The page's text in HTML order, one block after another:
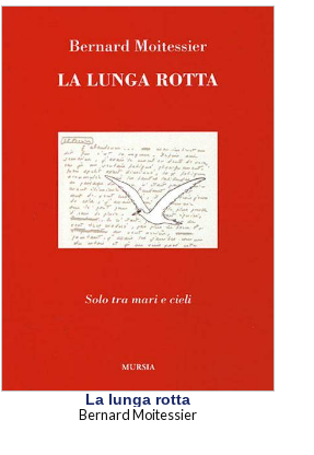
La lunga rotta
Bernard Moitessier